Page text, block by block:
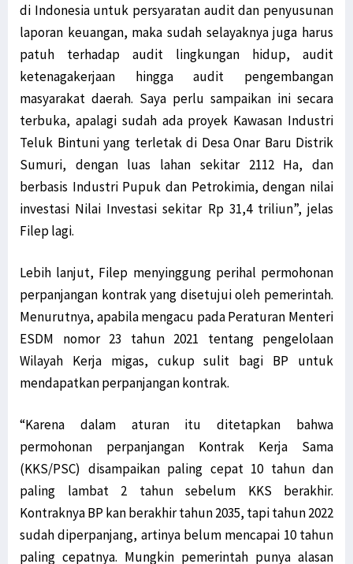
di Indonesia untuk persyaratan audit dan penyusunan
laporan keuangan, maka sudah selayaknya juga harus
patuh terhadap audit lingkungan hidup, audit
ketenagakerjaan hingga audit pengembangan
masyarakat daerah. Saya perlu sampaikan ini secara
terbuka, apalagi sudah ada proyek Kawasan Industri
Teluk Bintuni yang terletak di Desa Onar Baru Distrik
Sumuri, dengan luas lahan sekitar 2112 Ha, dan
berbasis Industri Pupuk dan Petrokimia, dengan nilai
investasi Nilai Investasi sekitar Rp 31,4 triliun”, jelas
Filep lagi.
Lebih lanjut, Filep menyinggung perihal permohonan
perpanjangan kontrak yang disetujui oleh pemerintah.
Menurutnya, apabila mengacu pada Peraturan Menteri
ESDM nomor 23 tahun 2021 tentang pengelolaan
Wilayah Kerja migas, cukup sulit bagi BP untuk
mendapatkan perpanjangan kontrak.
“Karena dalam aturan itu ditetapkan bahwa
permohonan perpanjangan Kontrak Kerja Sama
(KKS/PSC) disampaikan paling cepat 10 tahun dan
paling lambat 2 tahun sebelum KKS berakhir.
Kontraknya BP kan berakhir tahun 2035, tapi tahun 2022
sudah diperpanjang, artinya belum mencapai 10 tahun
paling cepatnya. Mungkin pemerintah punya alasan